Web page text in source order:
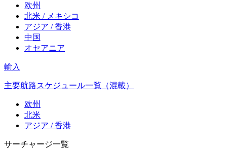
欧州
北米 / メキシコ
アジア / 香港
中国
オセアニア
輸入
主要航路スケジュール一覧（混載）
欧州
北米
アジア / 香港
サーチャージ一覧